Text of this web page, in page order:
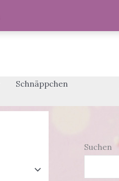
Schnäppchen
Suchen